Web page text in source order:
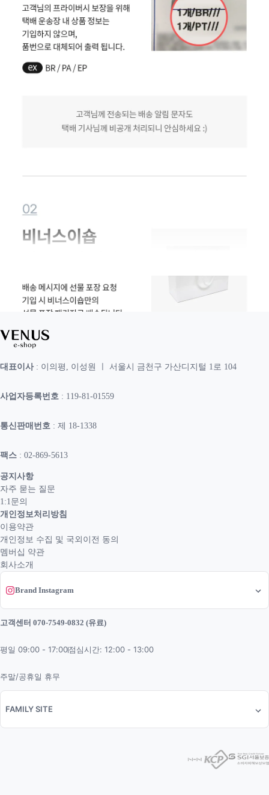
대표이사: 이의평, 이성원 ㅣ 서울시 금천구 가산디지털 1로 104
사업자등록번호 : 119-81-01559
통신판매번호 : 제 18-1338
팩스 : 02-869-5613
공지사항
자주 묻는 질문
1:1문의
개인정보처리방침
이용약관
개인정보 수집 및 국외이전 동의
멤버십 약관
회사소개
Brand Instagram
고객센터 070-7549-0832 (유료)
평일 09:00 - 17:00점심시간: 12:00 - 13:00
주말/공휴일 휴무
FAMILY SITE